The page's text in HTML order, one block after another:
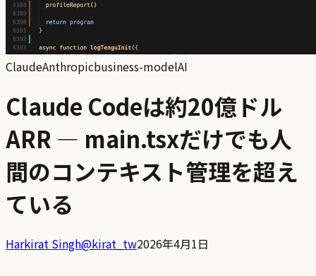
ClaudeAnthropicbusiness-modelAI
Claude Codeは約20億ドル
ARR — main.tsxだけでも人
間のコンテキスト管理を超え
ている
Harkirat Singh@kirat_tw2026年4月1日